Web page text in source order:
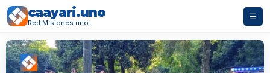
caayari.uno
Red Misiones.uno
☰